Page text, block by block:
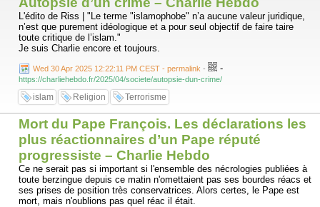
Downing Street a déclaré vendredi: «Toutes les formes d’extrémisme
n’ont absolument pas leur place dans notre société, et nous les
tamponnerons partout où elles se trouvent.
« Nous offrons l’un des meilleurs systèmes éducatifs au monde et
maintenons des mesures strictes sur le bien-être des étudiants et sur
la sécurité du campus. »
Le ministère des Affaires étrangères des Émirats arabes unis n'a pas
répondu dans l'immédiat à une demande de commentaire.
L'édito de Riss | "Le terme "islamophobe" n’a aucune valeur juridique,
n’est que purement idéologique et a pour seul objectif de faire taire
toute critique de l’islam."
Je suis Charlie encore et toujours.
Wed 30 Apr 2025 12:22:11 PM CEST - permalink - -
https://charliehebdo.fr/2025/04/societe/autopsie-dun-crime/
islam Religion Terrorisme
Mort du Pape François. Les déclarations les
plus réactionnaires d’un Pape réputé
progressiste – Charlie Hebdo
Ce ne serait pas si important si l'ensemble des nécrologies publiées à
toute berzingue depuis ce matin n'omettaient pas ses bourdes réacs et
ses prises de position très conservatrices. Alors certes, le Pape est
mort, mais n'oublions pas quel réac il était.